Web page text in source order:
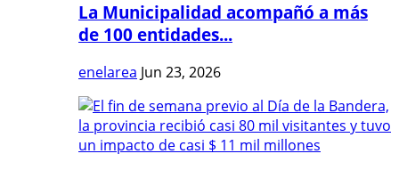
La Municipalidad acompañó a más
de 100 entidades...
enelarea Jun 23, 2026